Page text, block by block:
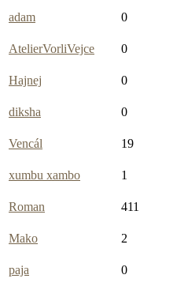
adam
0
AtelierVorliVejce
0
Hajnej
0
diksha
0
Vencál
19
xumbu xambo
1
Roman
411
Mako
2
paja
0